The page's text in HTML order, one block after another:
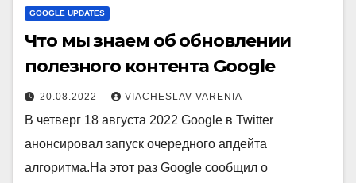
GOOGLE UPDATES
Что мы знаем об обновлении
полезного контента Google
20.08.2022 VIACHESLAV VARENIA
В четверг 18 августа 2022 Google в Twitter
анонсировал запуск очередного апдейта
алгоритма.На этот раз Google сообщил о